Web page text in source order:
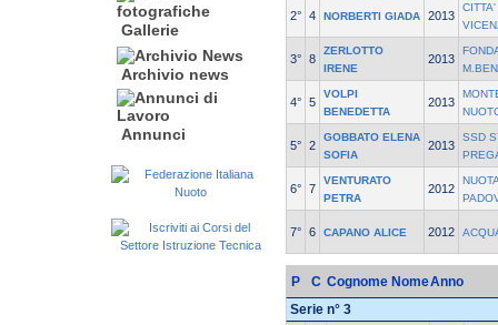
Gallerie
Archivio news
Annunci
2° 4 NORBERTI GIADA 2013
3° 8
ZERLOTTO
IRENE
2013
4° 5
VOLPI
BENEDETTA
2013
5° 2
GOBBATO ELENA
SOFIA
2013
SSD
6° 7
VENTURATO
PETRA
2012
7° 6 CAPANO ALICE 2012
P C Cognome NomeAnno
Serie n° 3